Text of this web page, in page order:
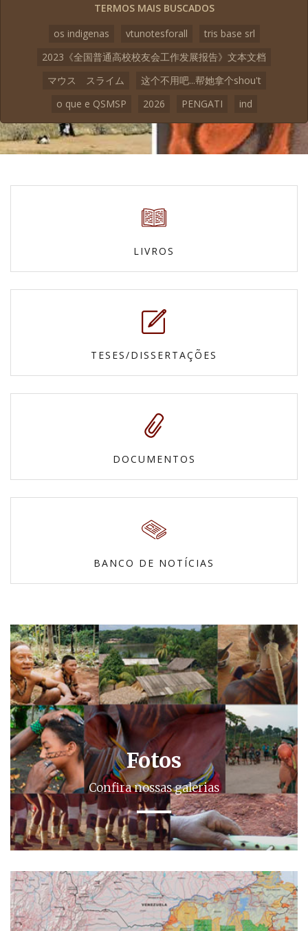
TERMOS MAIS BUSCADOS
os indigenas
vtunotesforall
tris base srl
2023《全国普通高校校友会工作发展报告》文本文档
マウス スライム
这个不用吧...帮她拿个shou't
o que e QSMSP
2026 PENGATI ind
LIVROS
TESES/DISSERTAÇÕES
DOCUMENTOS
BANCO DE NOTÍCIAS
Fotos
Confira nossas galerias